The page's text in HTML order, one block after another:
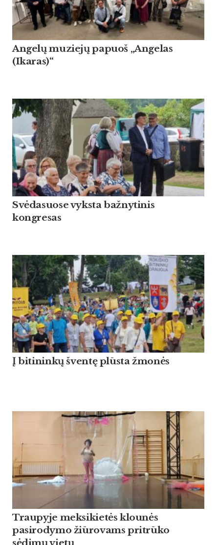
Angelų muziejų papuoš „Angelas
(Ikaras)“
Svėdasuose vyksta bažnytinis
kongresas
Į bitininkų šventę plūsta žmonės
Traupyje meksikietės klounės
pasirodymo žiūrovams pritrūko
sėdimų vietų